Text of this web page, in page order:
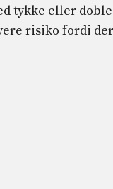
tykke eller
risiko fordi